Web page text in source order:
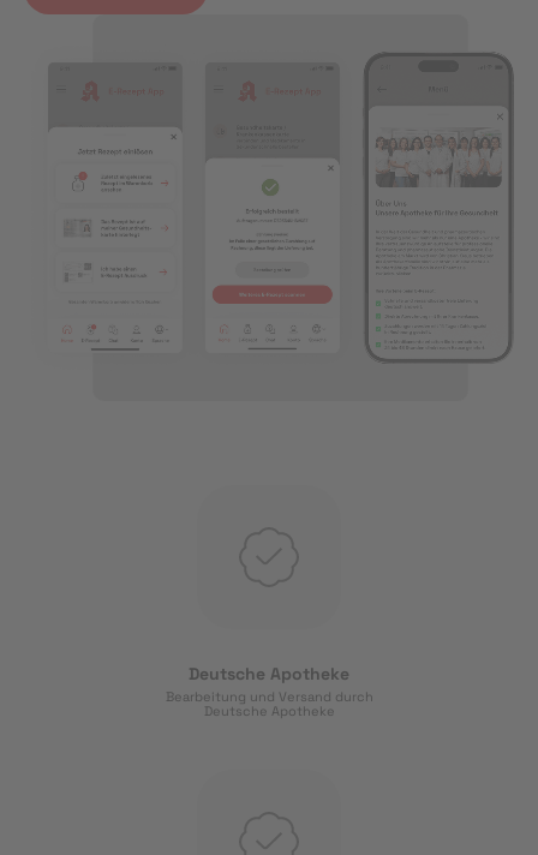
Deutsche Apotheke
Bearbeitung und Versand durch
Deutsche Apotheke